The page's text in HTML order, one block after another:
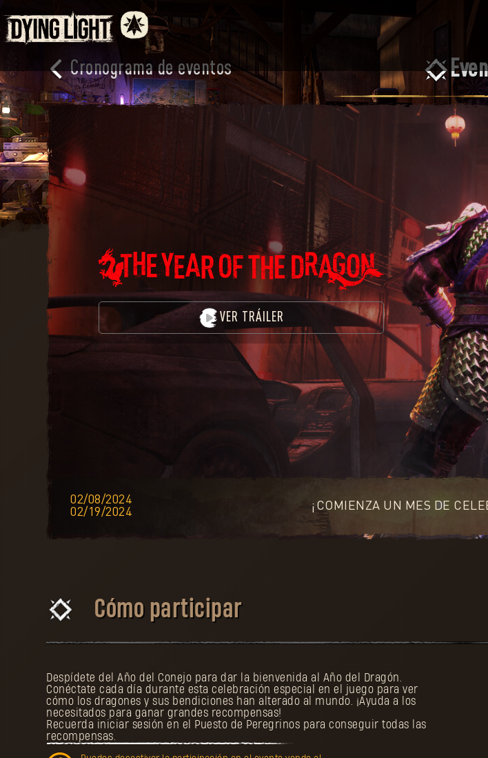
Cronograma de eventos
VER TRÁILER
02/08/2024
02/19/2024
¡COMIENZA UN MES DE
Cómo participar
Despídete del Año del Conejo para dar la bienvenida al Año del Dragón.
Conéctate cada día durante esta celebración especial en el juego para ver
cómo los dragones y sus bendiciones han alterado al mundo. ¡Ayuda a los
necesitados para ganar grandes recompensas!
Recuerda iniciar sesión en el Puesto de Peregrinos para conseguir todas las
recompensas.